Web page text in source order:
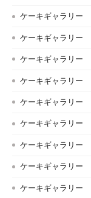
ケーキギャラリー
ケーキギャラリー
ケーキギャラリー
ケーキギャラリー
ケーキギャラリー
ケーキギャラリー
ケーキギャラリー
ケーキギャラリー
ケーキギャラリー